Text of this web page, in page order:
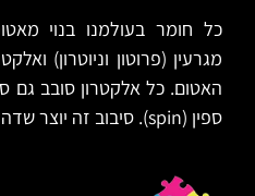
כל חומר בעולמנו בנוי
מגרעין (פרוטון וניוטרון)
האטום. כל אלקטרון סובב גם
ספין (spin). סיבוב זה יוצר שדה של כוח סביב האלקטרון.